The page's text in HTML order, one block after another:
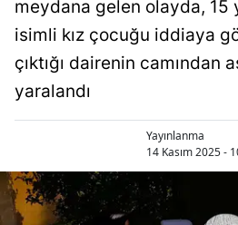
meydana gelen olayda, 15
isimli kız çocuğu iddiaya
çıktığı dairenin camından
yaralandı
Yayınlanma
14 Kasım 2025 -